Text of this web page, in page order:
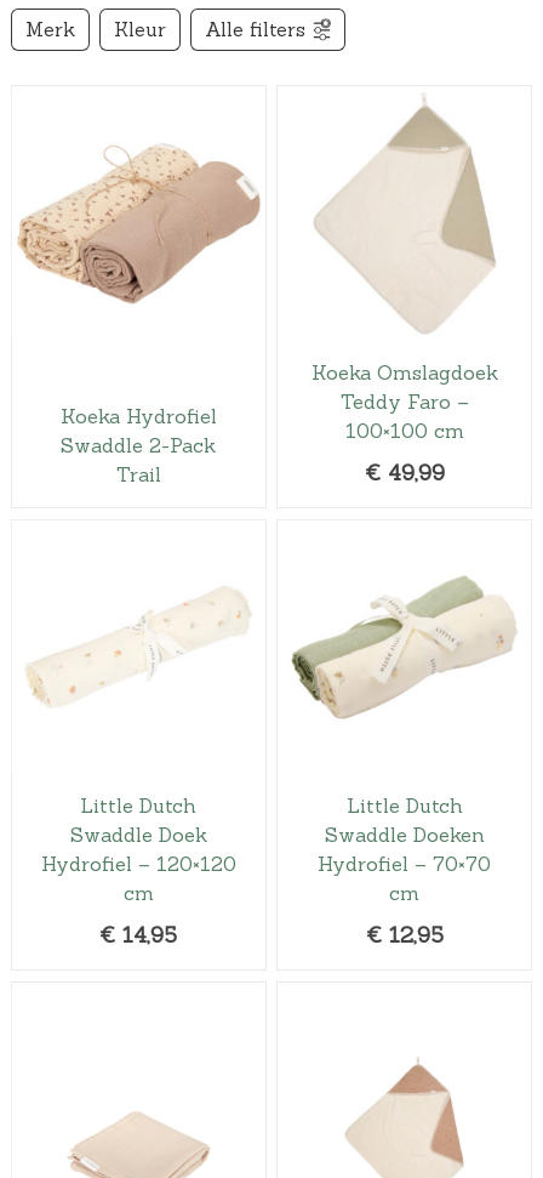
Merk Kleur Alle filters
Koeka Hydrofiel
Swaddle 2-Pack
Trail
Koeka Omslagdoek
Teddy Faro –
100×100 cm
€ 49,99
Little Dutch
Swaddle Doek
Hydrofiel – 120×120
cm
€ 14,95
Little Dutch
Swaddle Doeken
Hydrofiel – 70×70
cm
€ 12,95